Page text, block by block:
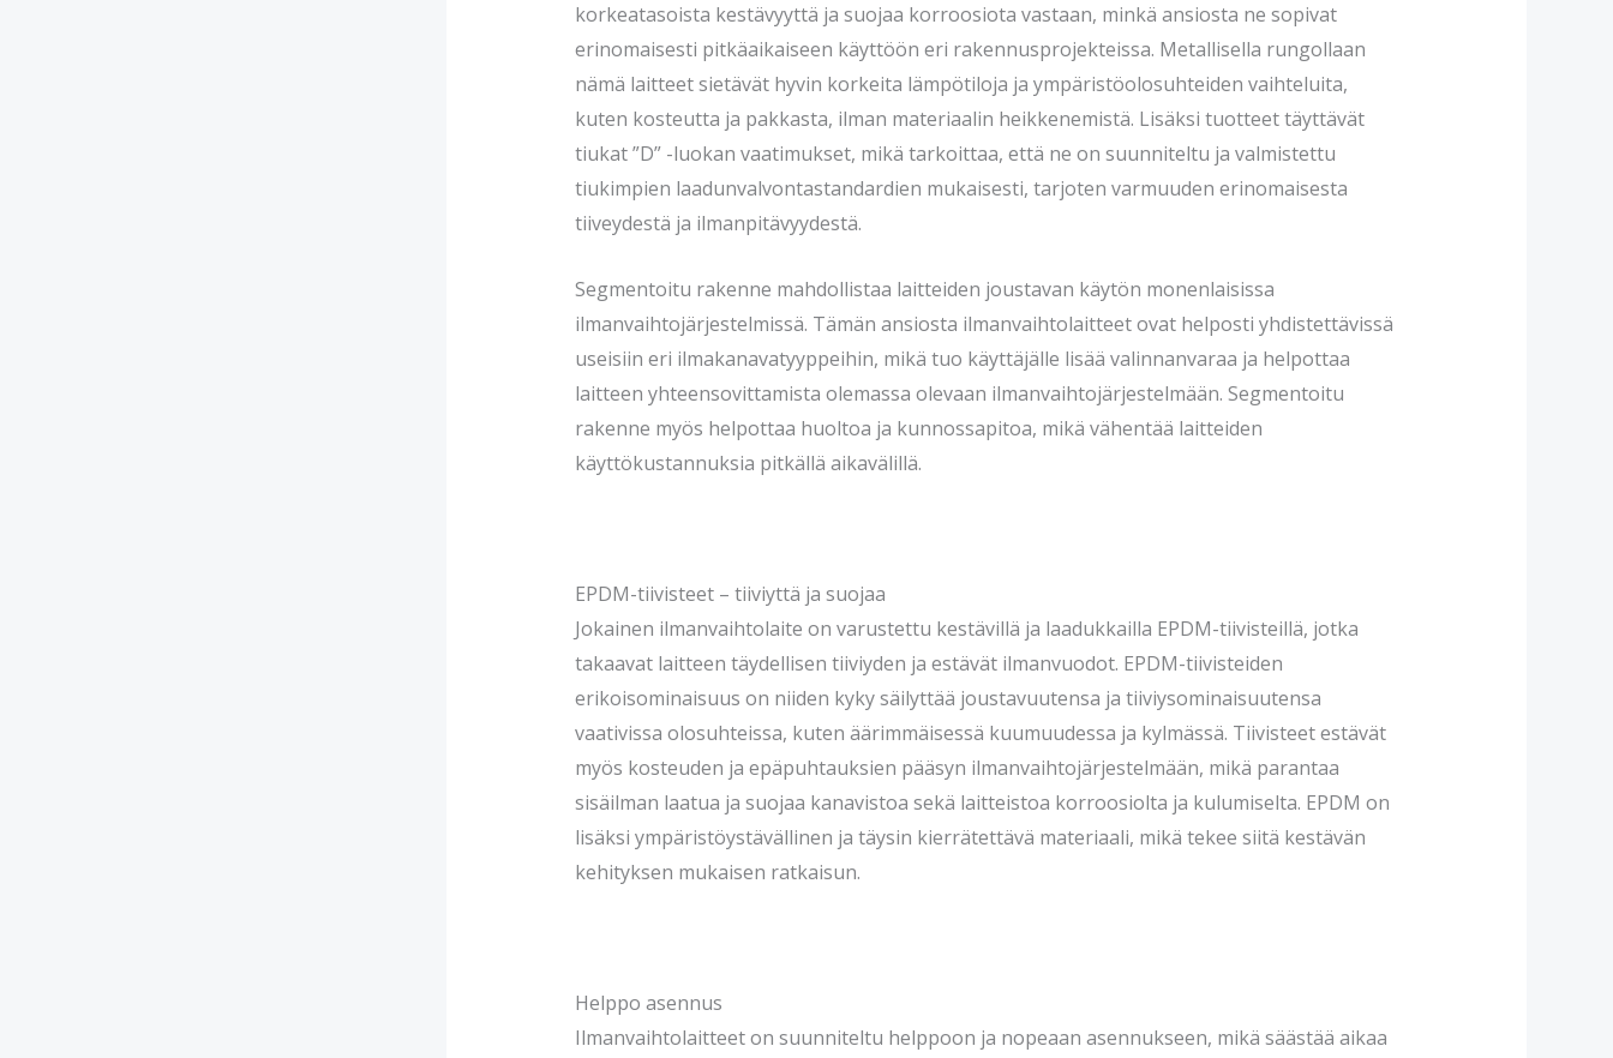
korkeatasoista kestävyyttä ja suojaa korroosiota vastaan, minkä ansiosta ne sopivat
erinomaisesti pitkäaikaiseen käyttöön eri rakennusprojekteissa. Metallisella rungollaan
nämä laitteet sietävät hyvin korkeita lämpötiloja ja ympäristöolosuhteiden vaihteluita,
kuten kosteutta ja pakkasta, ilman materiaalin heikkenemistä. Lisäksi tuotteet täyttävät
tiukat ”D” -luokan vaatimukset, mikä tarkoittaa, että ne on suunniteltu ja valmistettu
tiukimpien laadunvalvontastandardien mukaisesti, tarjoten varmuuden erinomaisesta
tiiveydestä ja ilmanpitävyydestä.
Segmentoitu rakenne mahdollistaa laitteiden joustavan käytön monenlaisissa
ilmanvaihtojärjestelmissä. Tämän ansiosta ilmanvaihtolaitteet ovat helposti yhdistettävissä
useisiin eri ilmakanavatyyppeihin, mikä tuo käyttäjälle lisää valinnanvaraa ja helpottaa
laitteen yhteensovittamista olemassa olevaan ilmanvaihtojärjestelmään. Segmentoitu
rakenne myös helpottaa huoltoa ja kunnossapitoa, mikä vähentää laitteiden
käyttökustannuksia pitkällä aikavälillä.
EPDM-tiivisteet – tiiviyttä ja suojaa
Jokainen ilmanvaihtolaite on varustettu kestävillä ja laadukkailla EPDM-tiivisteillä, jotka
takaavat laitteen täydellisen tiiviyden ja estävät ilmanvuodot. EPDM-tiivisteiden
erikoisominaisuus on niiden kyky säilyttää joustavuutensa ja tiiviysominaisuutensa
vaativissa olosuhteissa, kuten äärimmäisessä kuumuudessa ja kylmässä. Tiivisteet estävät
myös kosteuden ja epäpuhtauksien pääsyn ilmanvaihtojärjestelmään, mikä parantaa
sisäilman laatua ja suojaa kanavistoa sekä laitteistoa korroosiolta ja kulumiselta. EPDM on
lisäksi ympäristöystävällinen ja täysin kierrätettävä materiaali, mikä tekee siitä kestävän
kehityksen mukaisen ratkaisun.
Helppo asennus
Ilmanvaihtolaitteet on suunniteltu helppoon ja nopeaan asennukseen, mikä säästää aikaa